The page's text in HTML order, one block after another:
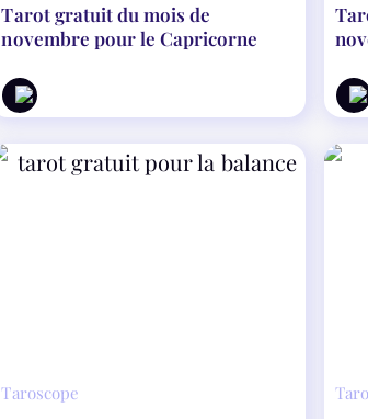
Tarot gratuit du mois de
novembre pour le Capricorne
Taroscope